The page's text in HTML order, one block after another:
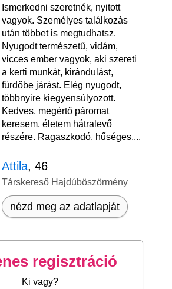
Ismerkedni szeretnék, nyitott
vagyok. Személyes találkozás
után többet is megtudhatsz.
Nyugodt természetű, vidám,
vicces ember vagyok, aki szereti
a kerti munkát, kirándulást,
fürdőbe járást. Elég nyugodt,
többnyire kiegyensúlyozott.
Kedves, megértő páromat
keresem, életem hátralevő
részére. Ragaszkodó, hűséges,...
Attila, 46
Társkereső Hajdúböszörmény
nézd meg az adatlapját
regisztráció
Ki vagy?